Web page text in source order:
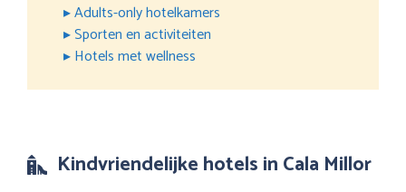
▸ Adults-only hotelkamers
▸ Sporten en activiteiten
▸ Hotels met wellness
Kindvriendelijke hotels in Cala Millor